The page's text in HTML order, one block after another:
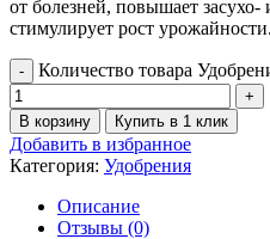
от болезней, повышает засухо-
стимулирует рост урожайности.
Количество товара
В корзину Купить в 1 клик
Добавить в избранное
Категория: Удобрения
Описание
Отзывы (0)